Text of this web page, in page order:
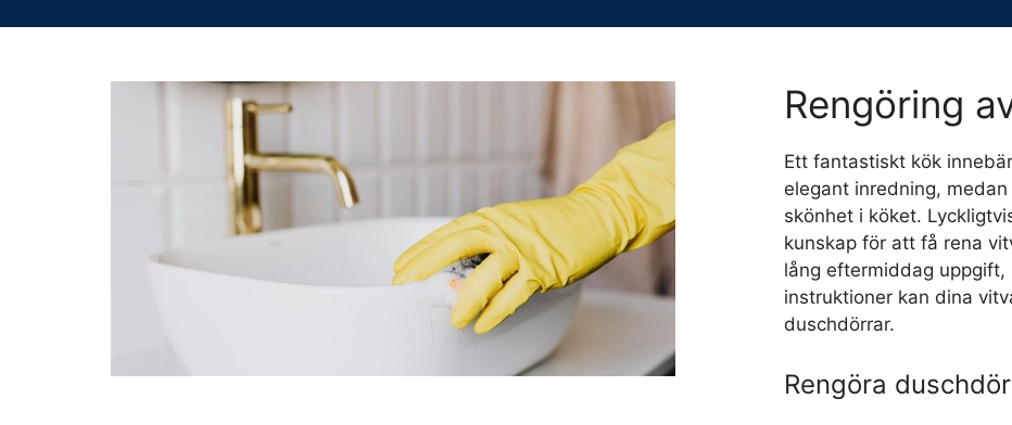
Rengöring
Ett fantastiskt kök
elegant inredning,
skönhet i köket.
kunskap för att få rena
lång eftermiddag
instruktioner kan dina
duschdörrar.
Rengöra